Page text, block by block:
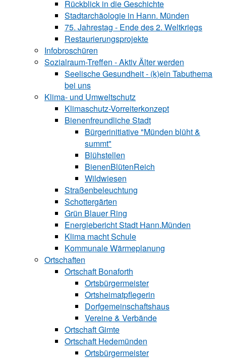
Rückblick in die Geschichte
Stadtarchäologie in Hann. Münden
75. Jahrestag - Ende des 2. Weltkriegs
Restaurierungsprojekte
Infobroschüren
Sozialraum-Treffen - Aktiv Älter werden
Seelische Gesundheit - (k)ein Tabuthema
bei uns
Klima- und Umweltschutz
Klimaschutz-Vorreiterkonzept
Bienenfreundliche Stadt
Bürgerinitiative "Münden blüht &
summt"
Blühstellen
BienenBlütenReich
Wildwiesen
Straßenbeleuchtung
Schottergärten
Grün Blauer Ring
Energiebericht Stadt Hann.Münden
Klima macht Schule
Kommunale Wärmeplanung
Ortschaften
Ortschaft Bonaforth
Ortsbürgermeister
Ortsheimatpflegerin
Dorfgemeinschaftshaus
Vereine & Verbände
Ortschaft Gimte
Ortschaft Hedemünden
Ortsbürgermeister